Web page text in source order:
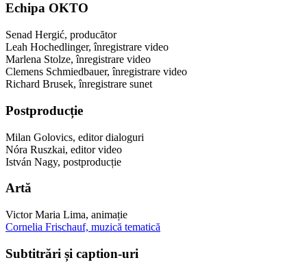
Echipa OKTO
Senad Hergić, producător
Leah Hochedlinger, înregistrare video
Marlena Stolze, înregistrare video
Clemens Schmiedbauer, înregistrare video
Richard Brusek, înregistrare sunet
Postproducție
Milan Golovics, editor dialoguri
Nóra Ruszkai, editor video
István Nagy, postproducție
Artă
Victor Maria Lima, animație
Cornelia Frischauf, muzică tematică
Subtitrări și caption-uri